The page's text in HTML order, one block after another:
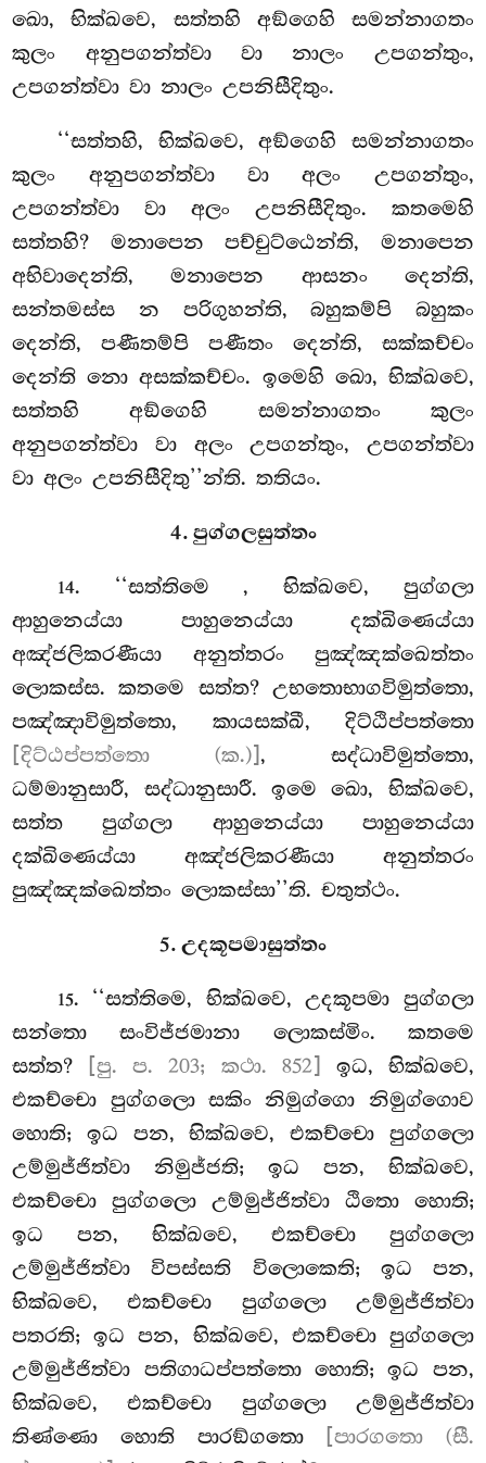
ඛො, භික්ඛවෙ, සත්තහි අඞ්ගෙහි සමන්නාගතං
කුලං අනුපගන්ත්වා වා නාලං උපගන්තුං,
උපගන්ත්වා වානාලං උපනිසීදිතුං.
‘‘සත්තහි, භික්ඛවෙ, අඞ්ගෙහි සමන්නාගතං
කුලං අනුපගන්ත්වා වා අලං උපගන්තුං,
උපගන්ත්වා වා අලං උපනිසීදිතුං. කතමෙහි
සත්තහි? මනාපෙන පච්චුට්ඨෙන්ති, මනාපෙන
අභිවාදෙන්ති, මනාපෙන ආසනං දෙන්ති,
සන්තමස්ස න පරිගුහන්ති, බහුකම්පි බහුකං
දෙන්ති, පණීතම්පි පණීතං දෙන්ති, සක්කච්චං
දෙන්ති නො අසක්කච්චං. ඉමෙහි ඛො, භික්ඛවෙ,
සත්තහි අඞ්ගෙහි සමන්නාගතං කුලං
අනුපගන්ත්වා වා අලං උපගන්තුං, උපගන්ත්වා
වා අලං උපනිසීදිතු’’න්ති. තතියං.
4. පුග්ගලසුත්තං
14. ‘‘සත්තිමෙ, භික්ඛවෙ, පුග්ගලා
ආහුනෙය්යා පාහුනෙය්යා දක්ඛිණෙය්යා
අඤ්ජලිකරණීයා අනුත්තරං පුඤ්ඤක්ඛෙත්තං
ලොකස්ස. කතමෙ සත්ත? උභතොභාගවිමුත්තො,
පඤ්ඤාවිමුත්තො, කායසක්ඛී, දිට්ඨිප්පත්තො
[දිට්ඨප්පත්තො (ක.)] , සද්ධාවිමුත්තො,
ධම්මානුසාරී, සද්ධානුසාරී. ඉමෙඛො, භික්ඛවෙ,
සත්ත පුග්ගලා ආහුනෙය්යා පාහුනෙය්යා
දක්ඛිණෙය්යා අඤ්ජලිකරණීයා අනුත්තරං
පුඤ්ඤක්ඛෙත්තං ලොකස්සා’’ති. චතුත්ථං.
5. උදකූපමාසුත්තං
15. ‘‘සත්තිමෙ, භික්ඛවෙ, උදකූපමා පුග්ගලා
සන්තො සංවිජ්ජමානා ලොකස්මිං. කතමෙ
සත්ත?
[පු. ප. 203; කථා. 852]
ඉධ, භික්ඛවෙ,
එකච්චො පුග්ගලො සකිං නිමුග්ගො නිමුග්ගොව
හොති; ඉධ පන, භික්ඛවෙ, එකච්චො පුග්ගලො
උම්මුජ්ජිත්වා නිමුජ්ජති; ඉධ පන, භික්ඛවෙ,
එකච්චො පුග්ගලො උම්මුජ්ජිත්වා ඨිතො හොති;
ඉධ පන, භික්ඛවෙ, එකච්චො පුග්ගලො
උම්මුජ්ජිත්වා විපස්සති විලොකෙති; ඉධ පන,
භික්ඛවෙ, එකච්චො පුග්ගලො උම්මුජ්ජිත්වා
පතරති; ඉධ පන, භික්ඛවෙ, එකච්චො පුග්ගලො
උම්මුජ්ජිත්වා පතිගාධප්පත්තො හොති; ඉධ පන,
භික්ඛවෙ, එකච්චො පුග්ගලො උම්මුජ්ජිත්වා
තිණ්ණො හොති පාරඞ්ගතො
[පාරගතො (සී.